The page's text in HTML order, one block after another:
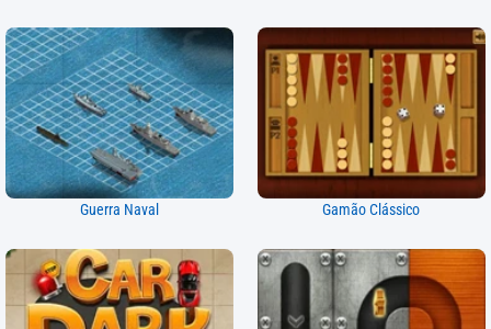
Guerra Naval Gamão Clássico